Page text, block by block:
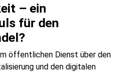
– ein
für den
öffentlichen Dienst über den
und den digitalen